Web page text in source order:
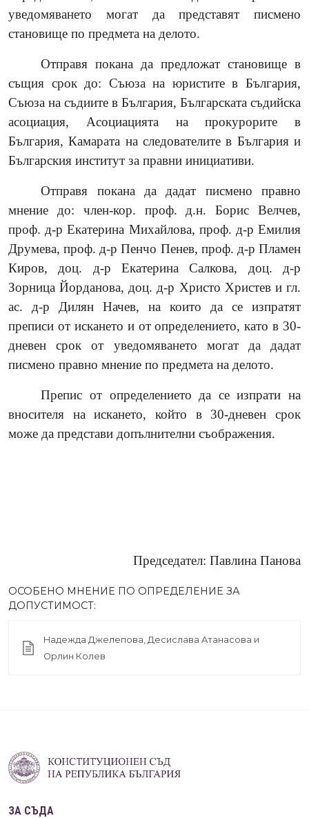
уведомяването могат да представят писмено
становище по предмета на делото.
Отправя покана да предложат становище в
същия срок до: Съюза на юристите в България,
Съюза на съдиите в България, Българската съдийска
асоциация, Асоциацията на прокурорите в
България, Камарата на следователите в България и
Българския институт за правни инициативи.
Отправя покана да дадат писмено правно
мнение до: член-кор. проф. д.н. Борис Велчев,
проф. д-р Екатерина Михайлова, проф. д-р Емилия
Друмева, проф. д-р Пенчо Пенев, проф. д-р Пламен
Киров, доц. д-р Екатерина Салкова, доц. д-р
Зорница Йорданова, доц. д-р Христо Христев и гл.
ас. д-р Дилян Начев, на които да се изпратят
преписи от искането и от определението, като в 30-
дневен срок от уведомяването могат да дадат
писмено правно мнение по предмета на делото.
Препис от определението да се изпрати на
вносителя на искането, който в 30-дневен срок
може да представи допълнителни съображения.
Председател: Павлина Панова
ОСОБЕНО МНЕНИЕ ПО ОПРЕДЕЛЕНИЕ ЗА
ДОПУСТИМОСТ:
Надежда Джелепова, Десислава Атанасова и
Орлин Колев
ЗА СЪДА